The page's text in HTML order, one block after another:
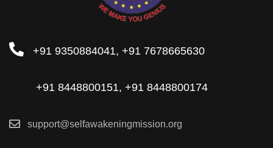
+91 9350884041, +91 7678665630
+91 8448800151, +91 8448800174
support@selfawakeningmission.org